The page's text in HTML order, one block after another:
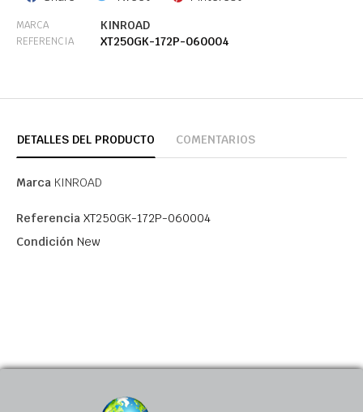
MARCA KINROAD
REFERENCIA XT250GK-172P-060004
DETALLES DEL PRODUCTO COMENTARIOS
Marca KINROAD
Referencia XT250GK-172P-060004
Condición New